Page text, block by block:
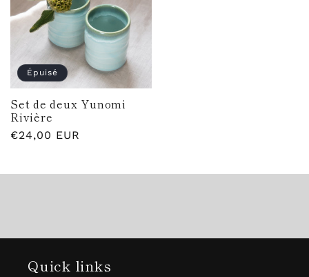
Épuisé
Set de deux Yunomi
Rivière
Prix
€24,00 EUR
Quick links